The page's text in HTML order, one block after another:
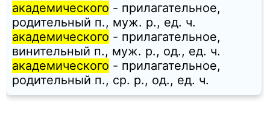
академического - прилагательное,
родительный п., муж. p., ед. ч.
академического - прилагательное,
винительный п., муж. p., од., ед. ч.
академического - прилагательное,
родительный п., ср. p., од., ед. ч.